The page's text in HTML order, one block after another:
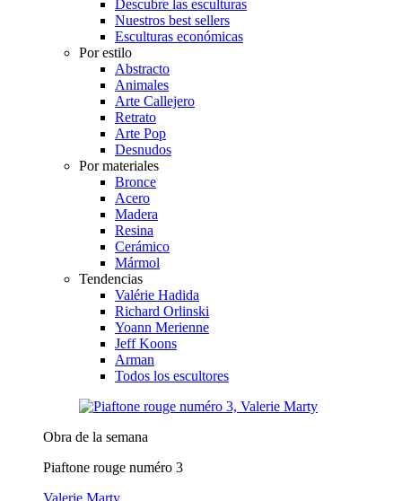
Descubre las esculturas
Nuestros best sellers
Esculturas económicas
Por estilo
Abstracto
Animales
Arte Callejero
Retrato
Arte Pop
Desnudos
Por materiales
Bronce
Acero
Madera
Resina
Cerámico
Mármol
Tendencias
Valérie Hadida
Richard Orlinski
Yoann Merienne
Jeff Koons
Arman
Todos los escultores
Obra de la semana
Piaftone rouge numéro 3
Valerie Marty